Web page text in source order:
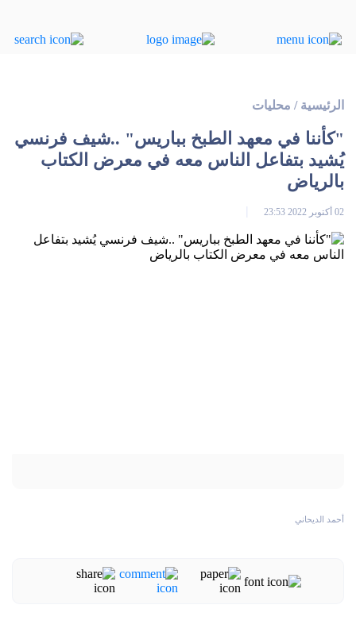
الرئيسية / محليات
"كأننا في معهد الطبخ بباريس" ..شيف فرنسي
يُشيد بتفاعل الناس معه في معرض الكتاب
بالرياض
02 أكتوبر 2022 23:53
أحمد الديحاني